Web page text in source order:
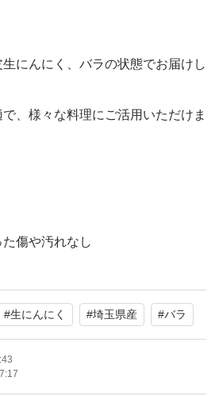
にんにく、バラの状態でお届けし
、様々な料理にご活用いただけま
た傷や汚れなし
一部紫がかった皮）
ます。
#生にんにく #埼玉県産 #バラ